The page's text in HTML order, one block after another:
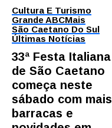
Cultura E Turismo
Grande ABCMais
São Caetano Do Sul
Últimas Notícias
33ª Festa Italiana
de São Caetano
começa neste
sábado com mais
barracas e